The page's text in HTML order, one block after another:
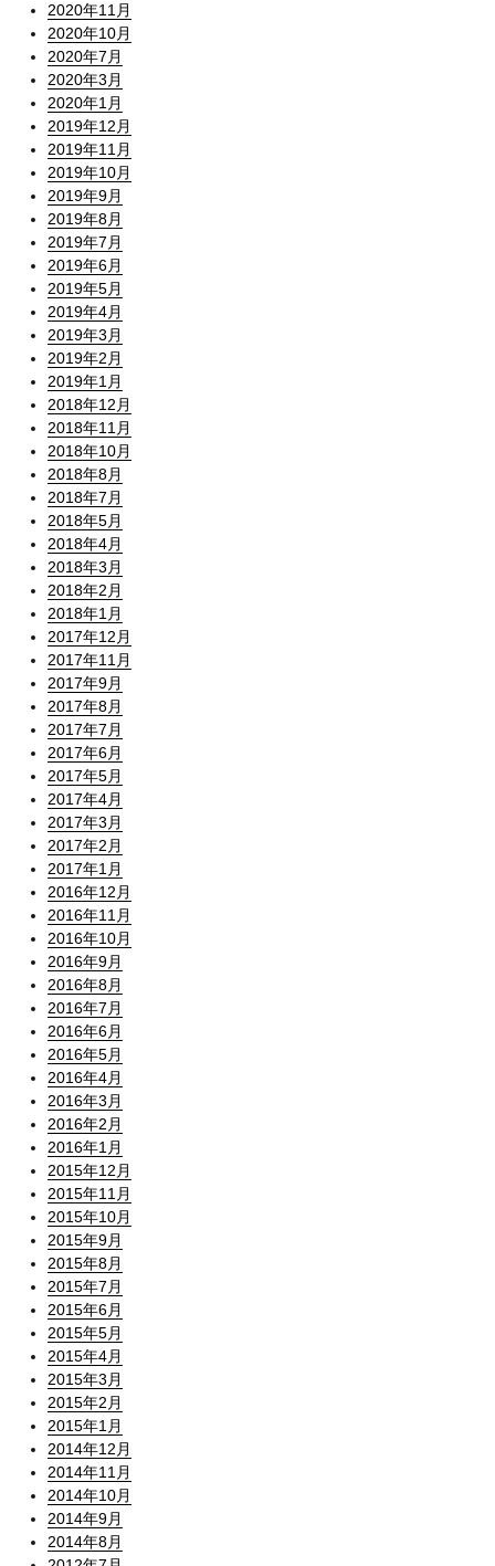
2020年11月
2020年10月
2020年7月
2020年3月
2020年1月
2019年12月
2019年11月
2019年10月
2019年9月
2019年8月
2019年7月
2019年6月
2019年5月
2019年4月
2019年3月
2019年2月
2019年1月
2018年12月
2018年11月
2018年10月
2018年8月
2018年7月
2018年5月
2018年4月
2018年3月
2018年2月
2018年1月
2017年12月
2017年11月
2017年9月
2017年8月
2017年7月
2017年6月
2017年5月
2017年4月
2017年3月
2017年2月
2017年1月
2016年12月
2016年11月
2016年10月
2016年9月
2016年8月
2016年7月
2016年6月
2016年5月
2016年4月
2016年3月
2016年2月
2016年1月
2015年12月
2015年11月
2015年10月
2015年9月
2015年8月
2015年7月
2015年6月
2015年5月
2015年4月
2015年3月
2015年2月
2015年1月
2014年12月
2014年11月
2014年10月
2014年9月
2014年8月